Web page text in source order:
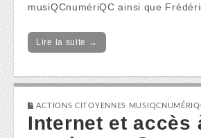
musiQCnumériQC ainsi que
Lire la suite →
ACTIONS CITOYENNES
Internet et accès